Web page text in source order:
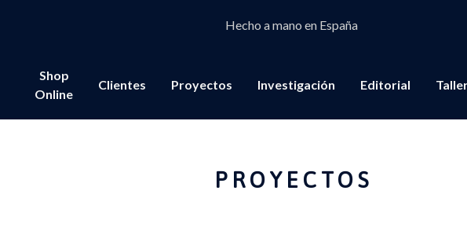
Hecho a mano en España
Shop
Online
Clientes Proyectos Investigación Editorial
PROYECTOS